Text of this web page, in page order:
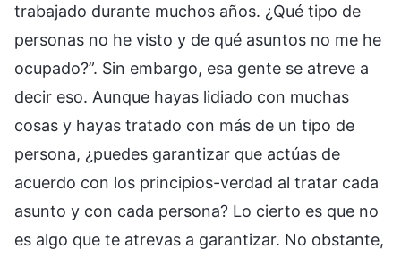
trabajado durante muchos años. ¿Qué tipo de
personas no he visto y de qué asuntos no me he
ocupado?”. Sin embargo, esa gente se atreve a
decir eso. Aunque hayas lidiado con muchas
cosas y hayas tratado con más de un tipo de
persona, ¿puedes garantizar que actúas de
acuerdo con los principios-verdad al tratar cada
asunto y con cada persona? Lo cierto es que no
es algo que te atrevas a garantizar. No obstante,